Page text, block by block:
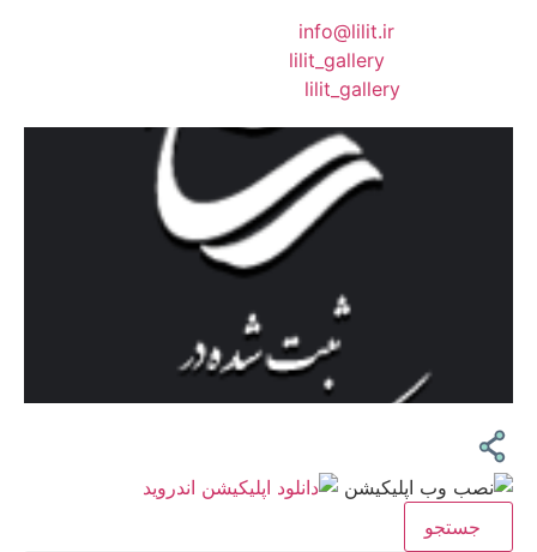
info@lilit.ir
lilit_gallery
lilit_gallery
جستجو